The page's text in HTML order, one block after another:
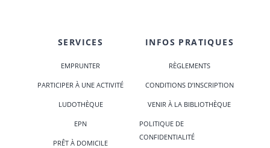
SERVICES
EMPRUNTER
PARTICIPER À UNE ACTIVITÉ
LUDOTHÈQUE
EPN
PRÊT À DOMICILE
INFOS PRATIQUES
RÈGLEMENTS
CONDITIONS D’INSCRIPTION
VENIR À LA BIBLIOTHÈQUE
POLITIQUE DE
CONFIDENTIALITÉ